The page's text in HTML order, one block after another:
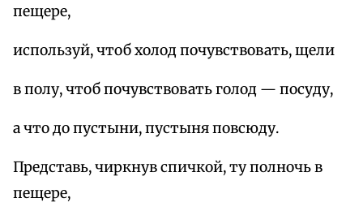
пещере,
используй, чтоб холод почувствовать, щели
в полу, чтоб почувствовать голод — посуду,
а что до пустыни, пустыня повсюду.
Представь, чиркнув спичкой, ту полночь в
пещере,